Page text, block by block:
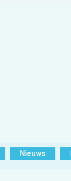
Nieuws